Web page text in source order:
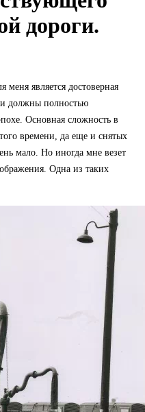
дороги.
является достоверная
должны полностью
Основная сложность в
времени, да еще и снятых
мало. Но иногда мне везет
Одна из таких